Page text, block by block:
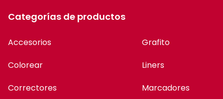
Categorías de productos
Accesorios
Colorear
Correctores
Grafito
Liners
Marcadores